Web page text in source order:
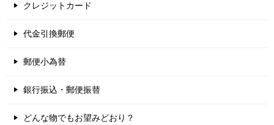
クレジットカード
代金引換郵便
郵便小為替
銀行振込・郵便振替
どんな物でもお望みどおり？